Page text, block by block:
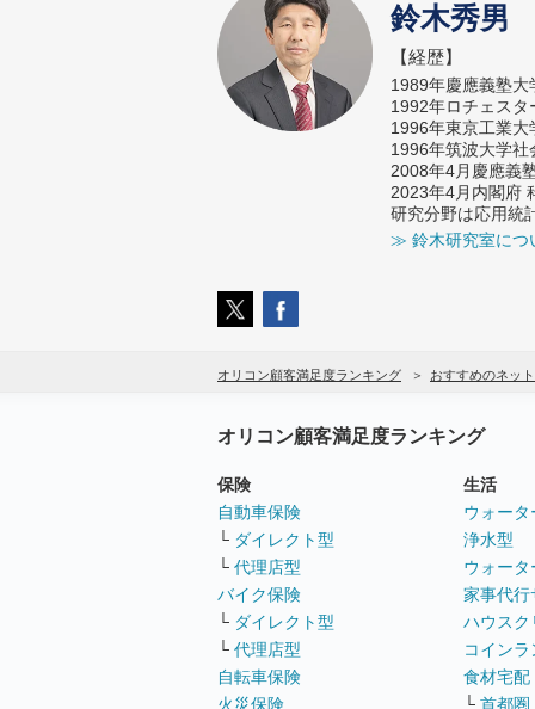
鈴木秀男
【経歴】
1989年慶應義塾
1992年ロチェス
1996年東京工業
1996年筑波大学
2008年4月慶應義
2023年4月内閣府
研究分野は応用統
≫ 鈴木研究室につ
オリコン顧客満足度ランキング おすすめのネッ
オリコン顧客満足度ランキング
保険
自動車保険
└ ダイレクト型
└ 代理店型
バイク保険
└ ダイレクト型
└ 代理店型
自転車保険
火災保険
生活
ウォー
浄水型
ウォー
家事代行
ハウスク
コイン
食材宅配
└ 首都圏